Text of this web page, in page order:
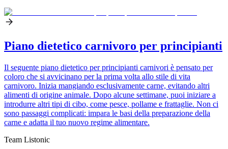
Piano dietetico carnivoro per principianti
Il seguente piano dietetico per principianti carnivori è pensato per
coloro che si avvicinano per la prima volta allo stile di vita
carnivoro. Inizia mangiando esclusivamente carne, evitando altri
alimenti di origine animale. Dopo alcune settimane, puoi iniziare a
introdurre altri tipi di cibo, come pesce, pollame e frattaglie. Non ci
sono passaggi complicati: impara le basi della preparazione della
carne e adatta il tuo nuovo regime alimentare.
Team Listonic